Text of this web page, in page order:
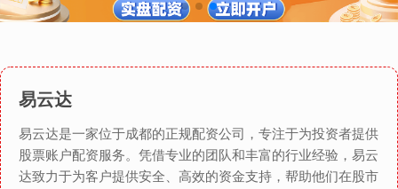
易云达
易云达是一家位于成都的正规配资公司，专注于为投资者提供
股票账户配资服务。凭借专业的团队和丰富的行业经验，易云
达致力于为客户提供安全、高效的资金支持，帮助他们在股市